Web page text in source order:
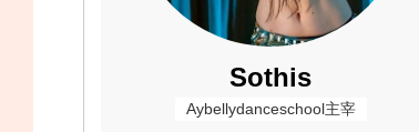
Sothis
Aybellydanceschool主宰